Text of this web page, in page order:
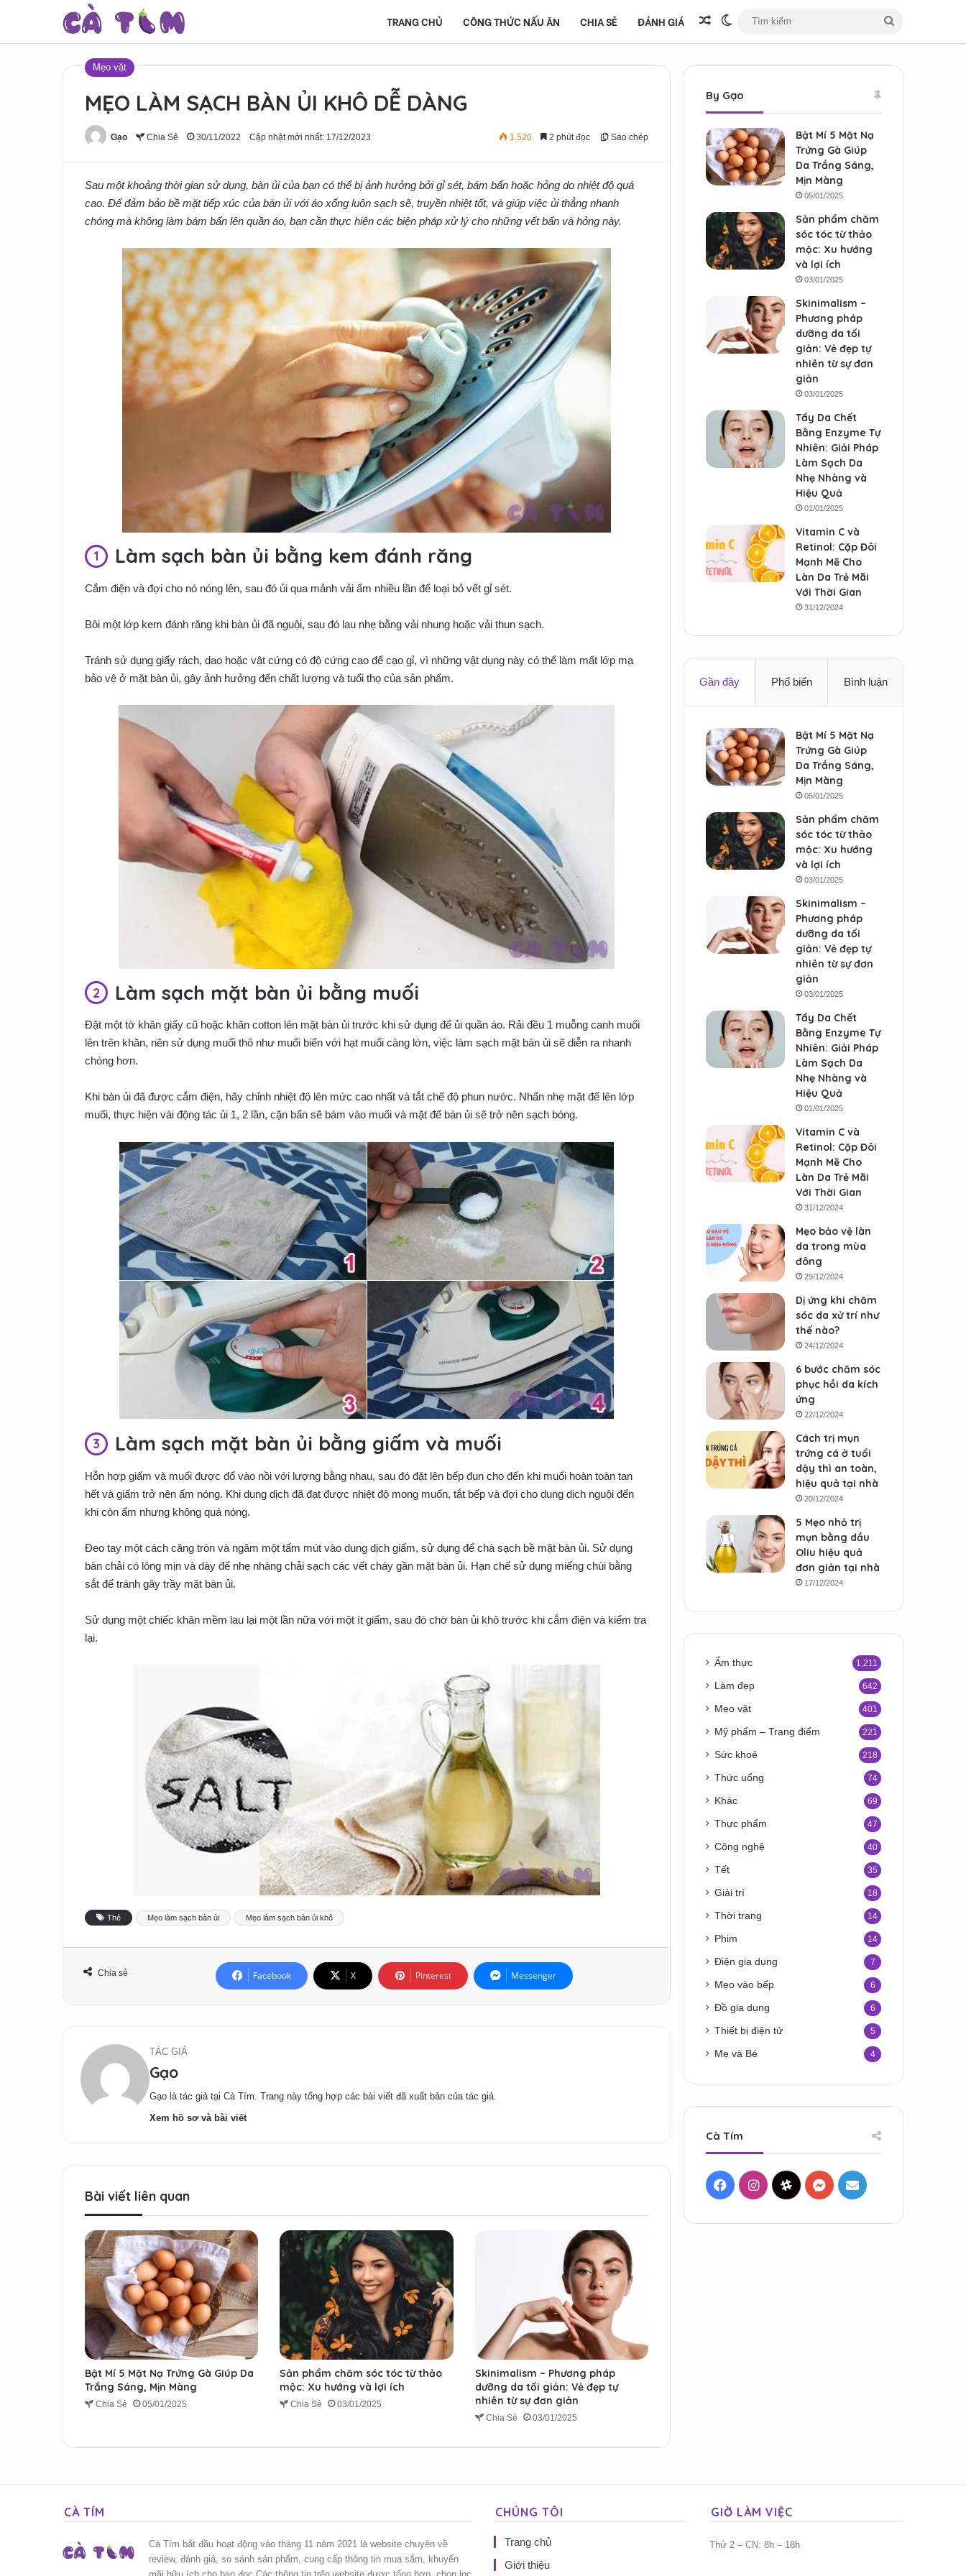
TRANG CHỦ CÔNG THỨC NẤU ĂN CHIA SẺ ĐÁNH GIÁ Bài viết ngẫu nhiên
Switch skin
kiếm
Mẹo vặt
MẸO LÀM SẠCH BÀN ỦI KHÔ DỄ DÀNG
Gạo Chia Sẻ 30/11/2022 Cập nhật mới nhất: 17/12/2023 1.520 2 phút đọc Sao chép
Sau một khoảng thời gian sử dụng, bàn ủi của bạn có thể bị ảnh hưởng bởi gỉ sét, bám bẩn hoặc hỏng do nhiệt độ quá
cao. Để đảm bảo bề mặt tiếp xúc của bàn ủi với áo xống luôn sạch sẽ, truyền nhiệt tốt, và giúp việc ủi thẳng nhanh
chóng mà không làm bám bẩn lên quần áo, bạn cần thực hiện các biện pháp xử lý cho những vết bẩn và hỏng này.
Làm sạch bàn ủi bằng kem đánh răng
Cắm điện và đợi cho nó nóng lên, sau đó ủi qua mảnh vải ẩm nhiều lần để loại bỏ vết gỉ sét.
Bôi một lớp kem đánh răng khi bàn ủi đã nguội, sau đó lau nhẹ bằng vải nhung hoặc vải thun sạch.
Tránh sử dụng giấy rách, dao hoặc vật cứng có độ cứng cao để cạo gỉ, vì những vật dụng này có thể làm mất lớp mạ
bảo vệ ở mặt bàn ủi, gây ảnh hưởng đến chất lượng và tuổi thọ của sản phẩm.
Làm sạch mặt bàn ủi bằng muối
Đặt một tờ khăn giấy cũ hoặc khăn cotton lên mặt bàn ủi trước khi sử dụng để ủi quần áo. Rải đều 1 muỗng canh muối
lên trên khăn, nên sử dụng muối thô như muối biển với hạt muối càng lớn, việc làm sạch mặt bàn ủi sẽ diễn ra nhanh
chóng hơn.
Khi bàn ủi đã được cắm điện, hãy chỉnh nhiệt độ lên mức cao nhất và tắt chế độ phun nước. Nhấn nhẹ mặt đế lên lớp
muối, thực hiện vài động tác ủi 1, 2 lần, cặn bẩn sẽ bám vào muối và mặt đế bàn ủi sẽ trở nên sạch bóng.
Làm sạch mặt bàn ủi bằng giấm và muối
Hỗn hợp giấm và muối được đổ vào nồi với lượng bằng nhau, sau đó đặt lên bếp đun cho đến khi muối hoàn toàn tan
hết và giấm trở nên ấm nóng. Khi dung dịch đã đạt được nhiệt độ mong muốn, tắt bếp và đợi cho dung dịch nguội đến
khi còn ấm nhưng không quá nóng.
Đeo tay một cách căng tròn và ngâm một tấm mút vào dung dịch giấm, sử dụng để chà sạch bề mặt bàn ủi. Sử dụng
bàn chải có lông mịn và dày để nhẹ nhàng chải sạch các vết cháy gần mặt bàn ủi. Hạn chế sử dụng miếng chùi bằng
sắt để tránh gây trầy mặt bàn ủi.
Sử dụng một chiếc khăn mềm lau lại một lần nữa với một ít giấm, sau đó chờ bàn ủi khô trước khi cắm điện và kiểm tra
lại.
Thẻ Mẹo làm sạch bàn ủi Mẹo làm sạch bàn ủi khô
Chia sẻ Facebook X Pinterest Messenger
TÁC GIẢ
Gạo
Gạo là tác giả tại Cà Tím. Trang này tổng hợp các bài viết đã xuất bản của tác giả.
Xem hồ sơ và bài viết
Bài viết liên quan
Bật Mí 5 Mặt Nạ Trứng Gà Giúp Da
Trắng Sáng, Mịn Màng
Chia Sẻ 05/01/2025
Sản phẩm chăm sóc tóc từ thảo
mộc: Xu hướng và lợi ích
Chia Sẻ 03/01/2025
Skinimalism – Phương pháp
dưỡng da tối giản: Vẻ đẹp tự
nhiên từ sự đơn giản
Chia Sẻ 03/01/2025
By Gạo
Bật Mí 5 Mặt Nạ
Trứng Gà Giúp
Da Trắng Sáng,
Mịn Màng
05/01/2025
Sản phẩm chăm
sóc tóc từ thảo
mộc: Xu hướng
và lợi ích
03/01/2025
Skinimalism –
Phương pháp
dưỡng da tối
giản: Vẻ đẹp tự
nhiên từ sự đơn
giản
03/01/2025
Tẩy Da Chết
Bằng Enzyme Tự
Nhiên: Giải Pháp
Làm Sạch Da
Nhẹ Nhàng và
Hiệu Quả
01/01/2025
Vitamin C và
Retinol: Cặp Đôi
Mạnh Mẽ Cho
Làn Da Trẻ Mãi
Với Thời Gian
31/12/2024
Gần đây Phổ biến Bình luận
Bật Mí 5 Mặt Nạ
Trứng Gà Giúp
Da Trắng Sáng,
Mịn Màng
05/01/2025
Sản phẩm chăm
sóc tóc từ thảo
mộc: Xu hướng
và lợi ích
03/01/2025
Skinimalism –
Phương pháp
dưỡng da tối
giản: Vẻ đẹp tự
nhiên từ sự đơn
giản
03/01/2025
Tẩy Da Chết
Bằng Enzyme Tự
Nhiên: Giải Pháp
Làm Sạch Da
Nhẹ Nhàng và
Hiệu Quả
01/01/2025
Vitamin C và
Retinol: Cặp Đôi
Mạnh Mẽ Cho
Làn Da Trẻ Mãi
Với Thời Gian
31/12/2024
Mẹo bảo vệ làn
da trong mùa
đông
29/12/2024
Dị ứng khi chăm
sóc da xử trí như
thế nào?
24/12/2024
6 bước chăm sóc
phục hồi da kích
ứng
22/12/2024
Cách trị mụn
trứng cá ở tuổi
dậy thì an toàn,
hiệu quả tại nhà
20/12/2024
5 Mẹo nhỏ trị
mụn bằng dầu
Oliu hiệu quả
đơn giản tại nhà
17/12/2024
Ẩm thực 1.211
Làm đẹp 642
Mẹo vặt 401
Mỹ phẩm – Trang điểm 221
Sức khoẻ 218
Thức uống 74
Khác 69
Thực phẩm 47
Công nghệ 40
Tết 35
Giải trí 18
Thời trang 14
Phim 14
Điện gia dụng 7
Mẹo vào bếp 6
Đồ gia dụng 6
Thiết bị điện tử 5
Mẹ và Bé 4
Cà Tím
FacebookInstagramThreadsMessenger
Mail
CÀ TÍM
Cà Tím bắt đầu hoạt động vào tháng 11 năm 2021 là website chuyên về
review, đánh giá, so sánh sản phẩm, cung cấp thông tin mua sắm, khuyến
CHÚNG TÔI
Trang chủ
Giới thiệu
GIỜ LÀM VIỆC
Thứ 2 – CN: 8h – 18h